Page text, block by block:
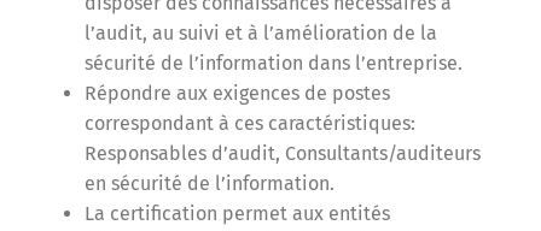
l’audit, au suivi et à l’amélioration de la
sécurité de l’information dans l’entreprise.
Répondre aux exigences de postes
correspondant à ces caractéristiques:
Responsables d’audit, Consultants/auditeurs
en sécurité de l’information.
La certification permet aux entités